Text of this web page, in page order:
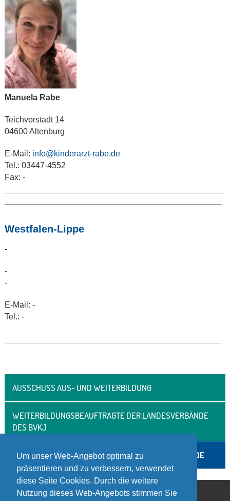
Um unser Web-Angebot optimal zu
präsentieren und zu verbessern, verwendet
diese Seite Cookies. Durch die weitere
Nutzung dieses Web-Angebots stimmen Sie
Manuela Rabe
Teichvorstadt 14
04600 Altenburg
E-Mail: info@kinderarzt-rabe.de
Tel.: 03447-4552
Fax: -
Westfalen-Lippe
-
-
-
E-Mail: -
Tel.: -
AUSSCHUSS AUS- UND WEITERBILDUNG
WEITERBILDUNGSBEAUFTRAGTE DER LANDESVERBÄNDE
DES BVKJ
AUSBILDUNGSBEAUFTRAGTE DER LANDESVERBÄNDE